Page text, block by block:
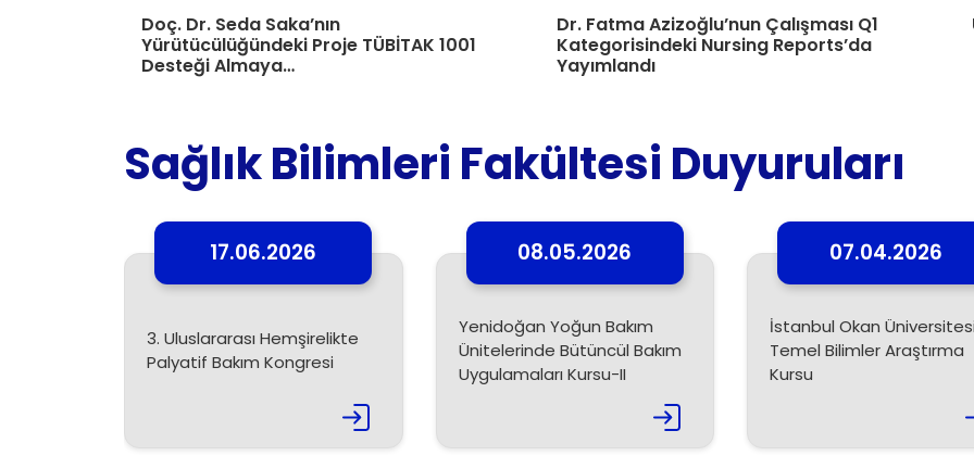
Doç. Dr. Seda Saka’nın
Yürütücülüğündeki Proje TÜBİTAK 1001
Desteği Almaya…
Dr. Fatma Azizoğlu’nun Çalışması Q1
Kategorisindeki Nursing Reports’da
Yayımlandı
Sağlık Bilimleri Fakültesi Duyuruları
17.06.2026
3. Uluslararası Hemşirelikte
Palyatif Bakım Kongresi
08.05.2026
Yenidoğan Yoğun Bakım
Ünitelerinde Bütüncül Bakım
Uygulamaları Kursu-II
07.04.2026
İstanbul Okan Üniversitesi
Temel Bilimler Araştırma
Kursu